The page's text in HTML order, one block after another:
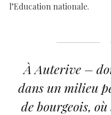
l’Education nationale.
À Auterive –
dans un milieu
de bourgeois,